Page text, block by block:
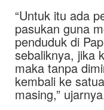
“Untuk itu ada
pasukan guna
penduduk di
sebaliknya, jika
maka tanpa
kembali ke
masing,”